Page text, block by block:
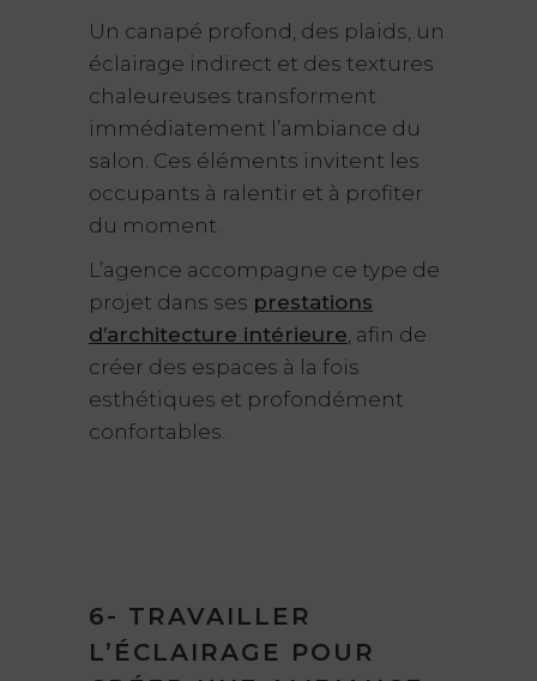
Un canapé profond, des plaids, un
éclairage indirect et des textures
chaleureuses transforment
immédiatement l’ambiance du
salon. Ces éléments invitent les
occupants à ralentir et à profiter
du moment.
L’agence accompagne ce type de
projet dans ses prestations
d’architecture intérieure , afin de
créer des espaces à la fois
esthétiques et profondément
confortables.
6- TRAVAILLER
L’ÉCLAIRAGE POUR